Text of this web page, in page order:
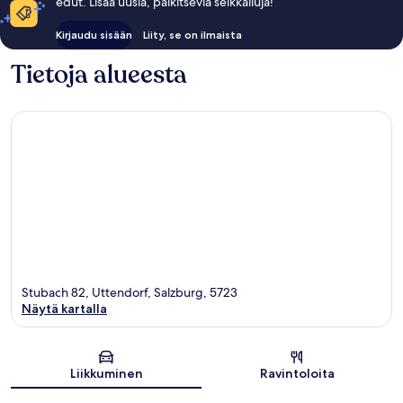
Kirjaudu sisään Liity, se on ilmaista
Tietoja alueesta
Stubach 82, Uttendorf, Salzburg, 5723
Näytä kartalla
Liikkuminen Ravintoloita